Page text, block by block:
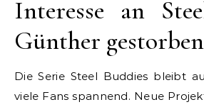
Interesse an
Günther gestorben
Die Serie Steel Buddies bleibt
viele Fans spannend. Neue